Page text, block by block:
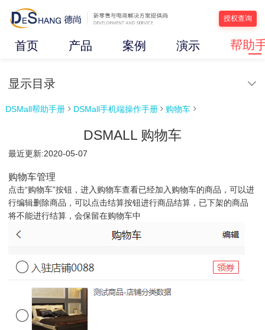
授权查询
首页 产品 案例 演示 帮助
显示目录
DSMall帮助手册  DSMall手机端操作手册  购物车 
DSMALL 购物车
最近更新:2020-05-07
购物车管理
点击“购物车”按钮，进入购物车查看已经加入购物车的商品，可以进
行编辑删除商品，可以点击结算按钮进行商品结算，已下架的商品
将不能进行结算，会保留在购物车中